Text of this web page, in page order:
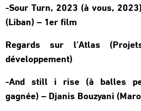
-Sour Turn, 2023 (à vous,
(Liban) – 1er film
Regards sur l’Atlas
développement)
-And still i rise (à balles
gagnée) – Djanis Bouzyani